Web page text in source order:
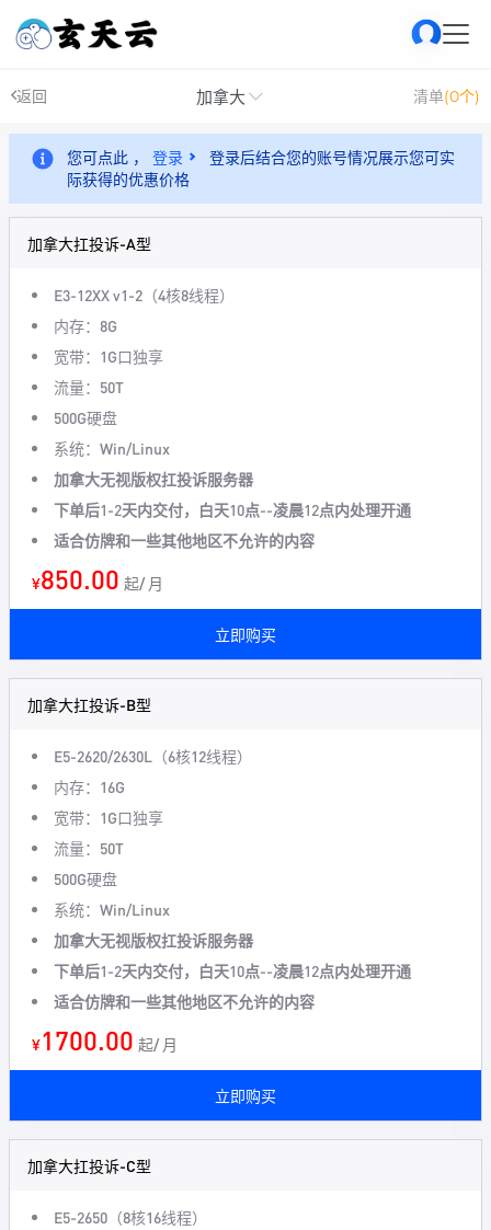
返回 加拿大 清单(0个)
您可点此 ， 登录
登录后结合您的账号情况展示您可实
际获得的优惠价格
加拿大扛投诉-A型
E3-12XX v1-2（4核8线程）
内存：8G
宽带：1G口独享
流量：50T
500G硬盘
系统：Win/Linux
加拿大无视版权扛投诉服务器
下单后1-2天内交付，白天10点--凌晨12点内处理开通
适合仿牌和一些其他地区不允许的内容
¥850.00 起/ 月
立即购买
加拿大扛投诉-B型
E5-2620/2630L（6核12线程）
内存：16G
宽带：1G口独享
流量：50T
500G硬盘
系统：Win/Linux
加拿大无视版权扛投诉服务器
下单后1-2天内交付，白天10点--凌晨12点内处理开通
适合仿牌和一些其他地区不允许的内容
¥1700.00 起/ 月
立即购买
加拿大扛投诉-C型
E5-2650（8核16线程）